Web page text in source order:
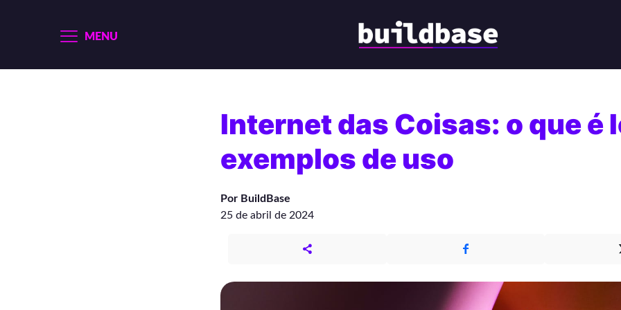
MENU
Internet das Coisas: o que é
exemplos de uso
Por BuildBase
25 de abril de 2024